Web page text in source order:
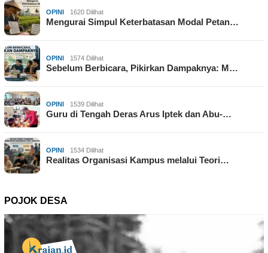
OPINI 1620 Dilihat
Mengurai Simpul Keterbatasan Modal Petan…
OPINI 1574 Dilihat
Sebelum Berbicara, Pikirkan Dampaknya: M…
OPINI 1539 Dilihat
Guru di Tengah Deras Arus Iptek dan Abu-…
OPINI 1534 Dilihat
Realitas Organisasi Kampus melalui Teori…
POJOK DESA